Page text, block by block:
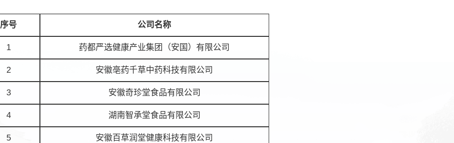
序号 公司名称
1 药都严选健康产业集团（安国）有限公司
2 安徽亳药千草中药科技有限公司
3 安徽奇珍堂食品有限公司
4 湖南智承堂食品有限公司
5 安徽百草润堂健康科技有限公司